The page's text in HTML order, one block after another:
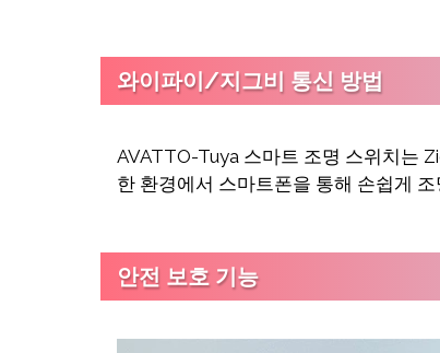
와이파이/지그비 통신 방법
AVATTO-Tuya 스마트 조명 스위치는
한 환경에서 스마트폰을 통해 손쉽게
안전 보호 기능